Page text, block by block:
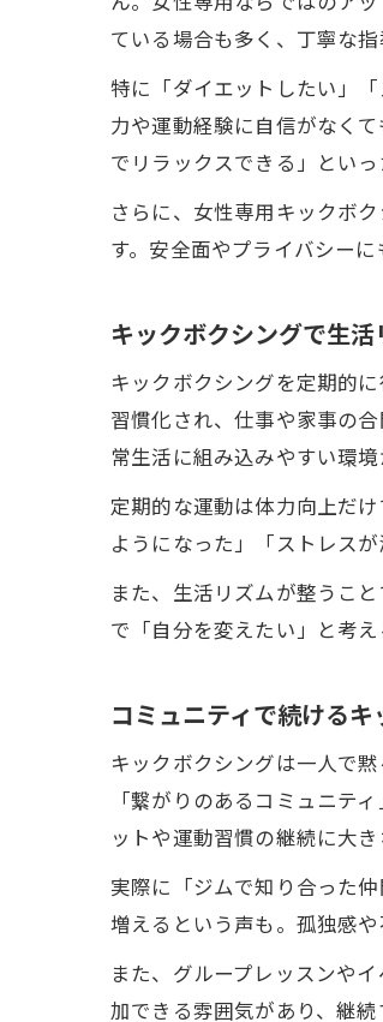
ている場合も多く、丁寧な
特に「ダイエットしたい」
力や運動経験に自信がなく
でリラックスできる」とい
さらに、女性専用キックボ
す。安全面やプライバシー
キックボクシングで生
キックボクシングを定期的
習慣化され、仕事や家事の
常生活に組み込みやすい環境
定期的な運動は体力向上だ
ようになった」「ストレス
また、生活リズムが整うこ
で「自分を変えたい」と考
コミュニティで続ける
キックボクシングは一人で
「繋がりのあるコミュニテ
ットや運動習慣の継続に大き
実際に「ジムで知り合った
増えるという声も。孤独感
また、グループレッスンや
加できる雰囲気があり、継